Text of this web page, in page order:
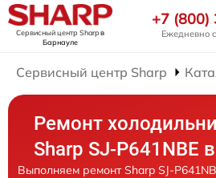
Сервисный центр Sharpв
Барнауле
+7
Ежедневно
Сервисный центр Sharp
Ремонт
Sharp SJ-P641NBE
Выполняем ремонт Sharp SJ-